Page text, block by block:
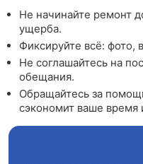
Не начинайте ремонт
ущерба.
Фиксируйте всё: фото,
Не соглашайтесь на
обещания.
Обращайтесь за
сэкономит ваше время